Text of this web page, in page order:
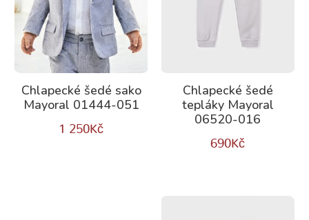
Chlapecké šedé sako
Mayoral 01444-051
1 250Kč
Chlapecké šedé
tepláky Mayoral
06520-016
690Kč